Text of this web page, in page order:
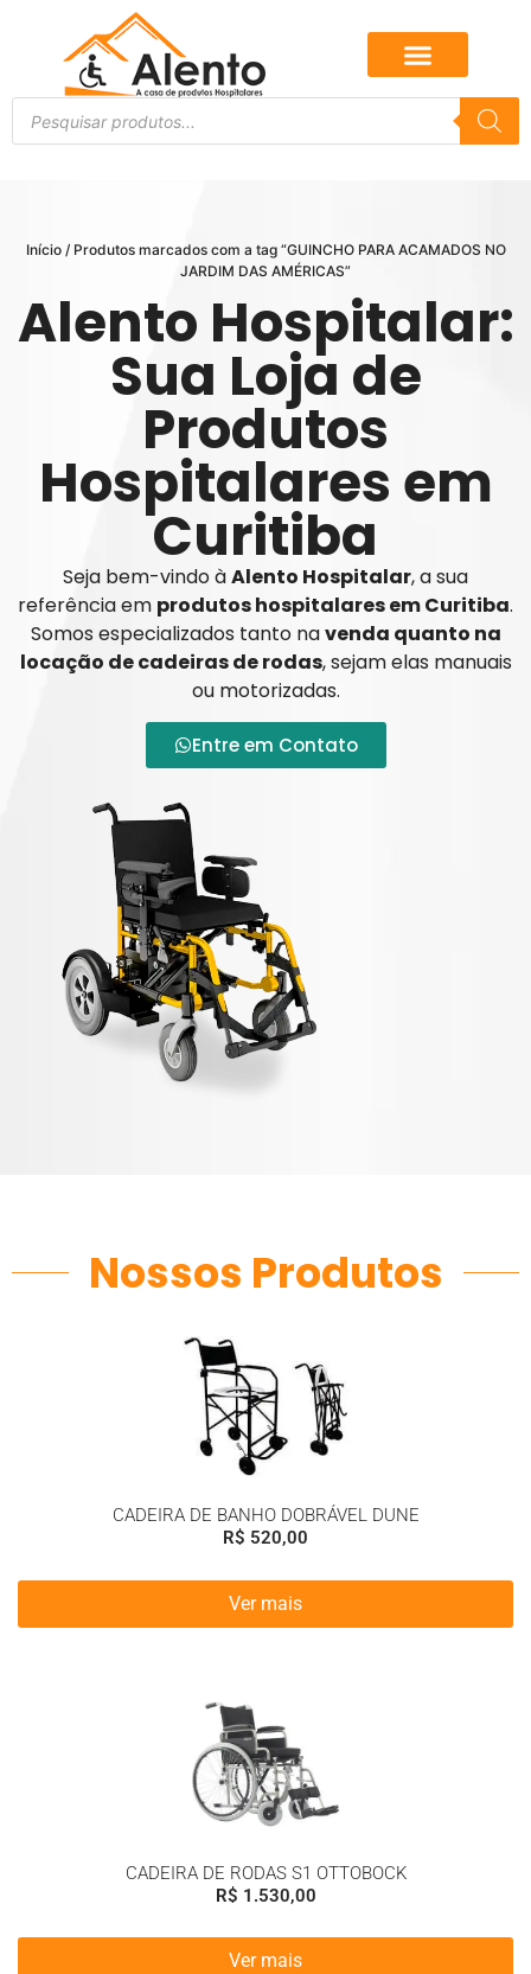
Início/ Produtos marcados com a tag “GUINCHO PARA ACAMADOS NO
JARDIM DAS AMÉRICAS”
Alento Hospitalar:
Sua Loja de
Produtos
Hospitalares em
Curitiba
Seja bem-vindo àAlento Hospitalar, a sua
referência em produtos hospitalares em Curitiba.
Somos especializados tanto navenda quanto na
locação de cadeiras de rodas, sejam elas manuais
ou motorizadas.
Entre em Contato
Nossos Produtos
CADEIRA DE BANHO DOBRÁVEL DUNE
R$ 520,00
Ver mais
CADEIRA DE RODAS S1 OTTOBOCK
R$ 1.530,00
Ver mais